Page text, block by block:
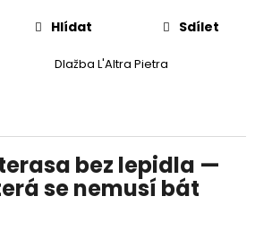
Dlažba L'Altra Pietra
Hlídat Sdílet
bez lepidla —
se nemusí bát